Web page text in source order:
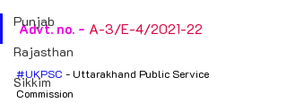
Punjab
Rajasthan
Sikkim
Advt. no. - A-3/E-4/2021-22
#UKPSC - Uttarakhand Public Service
Commission